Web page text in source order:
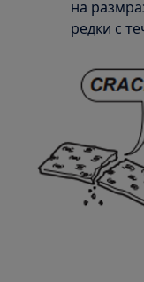
на
редки с